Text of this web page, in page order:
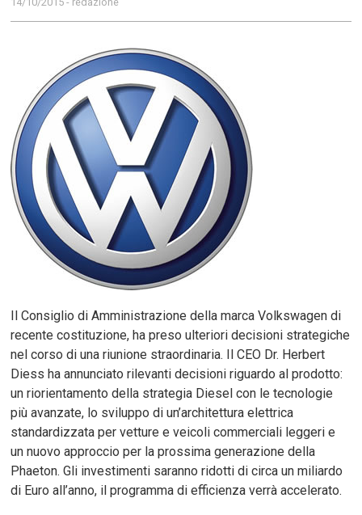
Il Consiglio di Amministrazione della marca Volkswagen di
recente costituzione, ha preso ulteriori decisioni strategiche
nel corso di una riunione straordinaria. Il CEO Dr. Herbert
Diess ha annunciato rilevanti decisioni riguardo al prodotto:
un riorientamento della strategia Diesel con le tecnologie
più avanzate, lo sviluppo di un’architettura elettrica
standardizzata per vetture e veicoli commerciali leggeri e
un nuovo approccio per la prossima generazione della
Phaeton. Gli investimenti saranno ridotti di circa un miliardo
di Euro all’anno, il programma di efficienza verrà accelerato.